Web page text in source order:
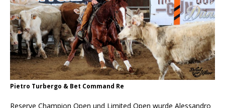
Pietro Turbergo & Bet Command Re
Reserve Champion Open und Limited Open wurde Alessandro